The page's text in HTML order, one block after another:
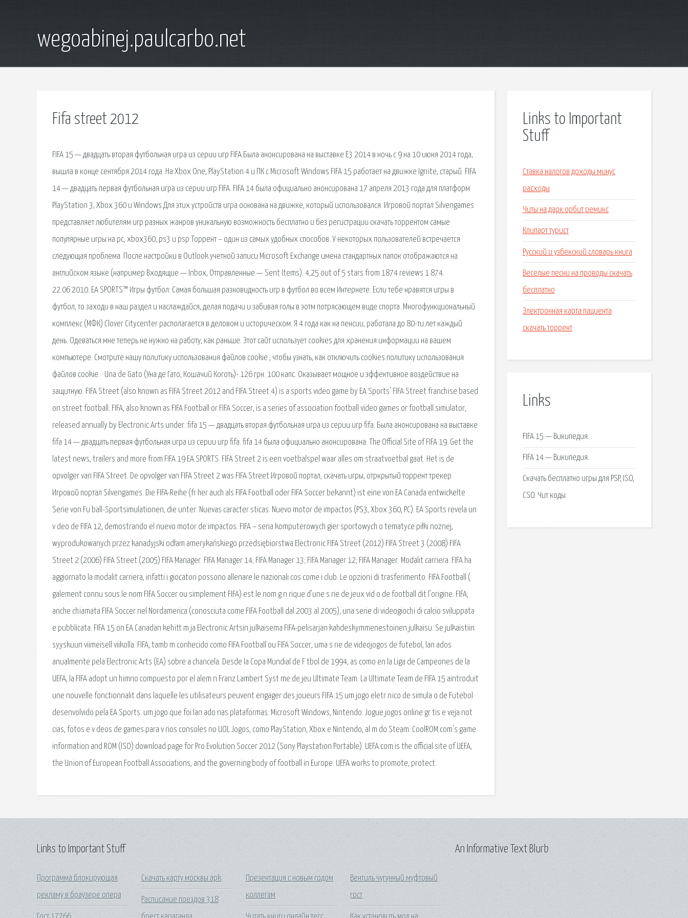
wegoabinej.paulcarbo.net
Fifa street 2012
FIFA 15 — двадцать вторая футбольная игра из серии игр FIFA.Была анонсирована на выставке E3 2014 в ночь с 9 на 10 июня 2014 года,
вышла в конце сентября 2014 года. На Xbox One, PlayStation 4 и ПК с Microsoft Windows FIFA 15 работает на движке Ignite, старый. FIFA
14 — двадцать первая футбольная игра из серии игр FIFA. FIFA 14 была официально анонсирована 17 апреля 2013 года для платформ
PlayStation 3, Xbox 360 и Windows.Для этих устройств игра основана на движке, который использовался. Игровой портал Silvengames
представляет любителям игр разных жанров уникальную возможность бесплатно и без регистрации скачать торрентом самые
популярные игры на pc, xbox360, ps3 и psp.Торрент – один из самых удобных способов. У некоторых пользователей встречается
следующая проблема. После настройки в Outlook учетной записи Microsoft Exchange имена стандартных папок отображаются на
английском языке (например Входящие — Inbox, Отправленные — Sent Items). 4,25 out of 5 stars from 1874 reviews 1 874.
22.06.2010. EA SPORTS™ Игры футбол: Самая большая разновидность игр в футбол во всем Интернете. Если тебе нравятся игры в
футбол, то заходи в наш раздел и наслаждайся, делая подачи и забивая голы в эотм потрясающем виде спорта. Многофункциональный
комплекс (МФК) Clover Citycenter располагается в деловом и историческом. Я 4 года как на пенсии, работала до 80-ти лет каждый
день. Одеваться мне теперь не нужно на работу, как раньше. Этот сайт использует cookies для хранения информации на вашем
компьютере. Смотрите нашу политику использования файлов cookie , чтобы узнать, как отключить cookies.политику использования
файлов cookie. · Una de Gatо (Уна де Гато, Кошачий Коготь)- 126 грн. 100 капс. Оказывает мощное и эффективное воздействие на
защитную. FIFA Street (also known as FIFA Street 2012 and FIFA Street 4) is a sports video game by EA Sports' FIFA Street franchise based
on street football. FIFA, also known as FIFA Football or FIFA Soccer, is a series of association football video games or football simulator,
released annually by Electronic Arts under. fifa 15 — двадцать вторая футбольная игра из серии игр fifa. Была анонсирована на выставке
fifa 14 — двадцать первая футбольная игра из серии игр fifa. fifa 14 была официально анонсирована. The Official Site of FIFA 19. Get the
latest news, trailers and more from FIFA 19 EA SPORTS. FIFA Street 2 is een voetbalspel waar alles om straatvoetbal gaat. Het is de
opvolger van FIFA Street. De opvolger van FIFA Street 2 was FIFA Street Игровой портал, скачать игры, отркрытый торрент трекер
Игровой портал Silvengames. Die FIFA-Reihe (fr her auch als FIFA Football oder FIFA Soccer bekannt) ist eine von EA Canada entwickelte
Serie von Fu ball-Sportsimulationen, die unter. Nuevas caracter sticas. Nuevo motor de impactos (PS3, Xbox 360, PC): EA Sports revela un
v deo de FIFA 12, demostrando el nuevo motor de impactos. FIFA – seria komputerowych gier sportowych o tematyce piłki nożnej,
wyprodukowanych przez kanadyjski odłam amerykańskiego przedsiębiorstwa Electronic FIFA Street (2012) FIFA Street 3 (2008) FIFA
Street 2 (2006) FIFA Street (2005) FIFA Manager. FIFA Manager 14; FIFA Manager 13; FIFA Manager 12; FIFA Manager. Modalit carriera. FIFA ha
aggiornato la modalit carriera, infatti i giocatori possono allenare le nazionali cos come i club. Le opzioni di trasferimento. FIFA Football (
galement connu sous le nom FIFA Soccer ou simplement FIFA) est le nom g n rique d’une s rie de jeux vid o de football dit l’origine. FIFA,
anche chiamata FIFA Soccer nel Nordamerica (conosciuta come FIFA Football dal 2003 al 2005), una serie di videogiochi di calcio sviluppata
e pubblicata. FIFA 15 on EA Canadan kehitt m ja Electronic Artsin julkaisema FIFA-pelisarjan kahdeskymmenestoinen julkaisu. Se julkaistiin
syyskuun viimeisell viikolla. FIFA, tamb m conhecido como FIFA Football ou FIFA Soccer, uma s rie de videojogos de futebol, lan ados
anualmente pela Electronic Arts (EA) sobre a chancela. Desde la Copa Mundial de F tbol de 1994, as como en la Liga de Campeones de la
UEFA, la FIFA adopt un himno compuesto por el alem n Franz Lambert Syst me de jeu Ultimate Team. La Ultimate Team de FIFA 15 aintroduit
une nouvelle fonctionnalit dans laquelle les utilisateurs peuvent engager des joueurs FIFA 15 um jogo eletr nico de simula o de Futebol
desenvolvido pela EA Sports. um jogo que foi lan ado nas plataformas: Microsoft Windows, Nintendo. Jogue jogos online gr tis e veja not
cias, fotos e v deos de games para v rios consoles no UOL Jogos, como PlayStation, Xbox e Nintendo, al m do Steam. CoolROM.com's game
information and ROM (ISO) download page for Pro Evolution Soccer 2012 (Sony Playstation Portable). UEFA.com is the official site of UEFA,
the Union of European Football Associations, and the governing body of football in Europe. UEFA works to promote, protect.
Links to Important
Stuff
Ставка налогов доходы минус
расходы
Читы на дарк орбит ремикс
Клипарт турист
Русский и узбекский словарь книга
Веселые песни на проводы скачать
бесплатно
Электронная карта пациента
скачать торрент
Links
FIFA 15 — Википедия.
FIFA 14 — Википедия.
Скачать бесплатно игры для PSP, ISO,
CSO. Чит коды.
Links to Important Stuff
Программа блокирующая
рекламу в браузере опера
Скачать карту москвы apk
Расписание поездов 318
Презентация с новым годом
коллегам
Вентиль чугунный муфтовый
гост
An Informative Text Blurb